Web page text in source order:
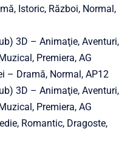
Istoric, Război, Normal,
3D – Animaţie, Aventuri,
Premiera, AG
– Dramă, Normal, AP12
3D – Animaţie, Aventuri,
Premiera, AG
Romantic, Dragoste,